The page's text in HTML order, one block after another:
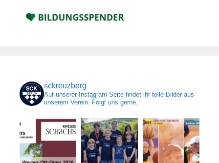
sckreuzberg
Auf unserer Instagram-Seite findet ihr tolle Bilder aus
unserem Verein. Folgt uns gerne.